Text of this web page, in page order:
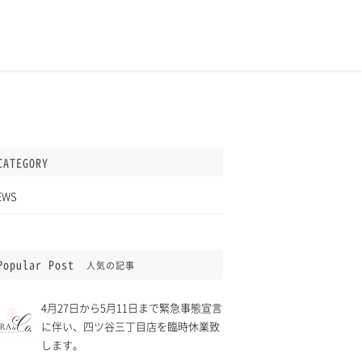
Post 人気の記事
4月27日から5月11日まで緊急事態宣言
に伴い、四ツ谷三丁目店を臨時休業致
します。